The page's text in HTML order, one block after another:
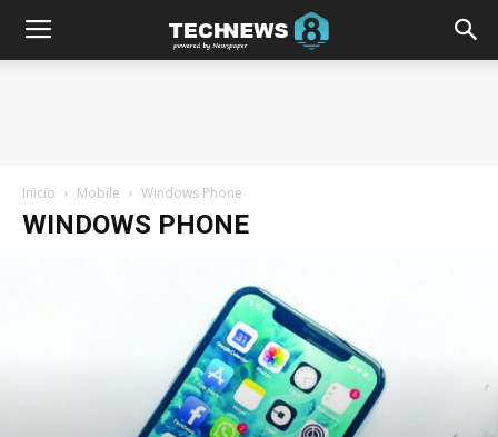
Inicio Mobile Windows Phone
WINDOWS PHONE